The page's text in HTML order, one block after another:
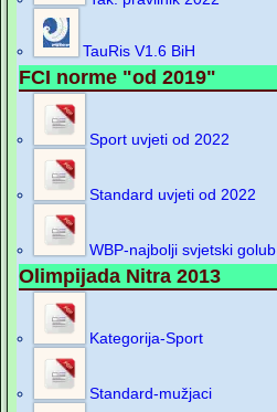
TauRis V1.6 BiH
FCI norme "od 2019"
Sport uvjeti od 2022
Standard uvjeti od 2022
WBP-najbolji svjetski golub
Olimpijada Nitra 2013
Kategorija-Sport
Standard-mužjaci